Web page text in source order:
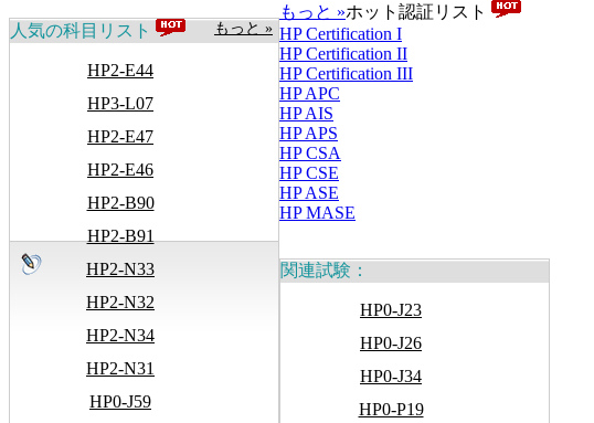
もっと »
人気の科目リスト
HP2-E44
HP3-L07
HP2-E47
HP2-E46
HP2-B90
HP2-B91
HP2-N33
HP2-N32
HP2-N34
HP2-N31
HP0-J59
もっと »ホット認証リスト
HP Certification I
HP Certification II
HP Certification III
HP APC
HP AIS
HP APS
HP CSA
HP CSE
HP ASE
HP MASE
関連試験：
HP0-J23
HP0-J26
HP0-J34
HP0-P19